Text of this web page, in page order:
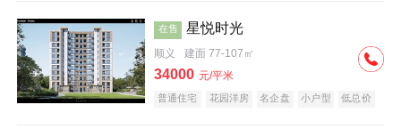
在售 星悦时光
顺义 建面 77-107㎡
34000 元/平米
普通住宅 花园洋房 名企盘 小户型 低总价